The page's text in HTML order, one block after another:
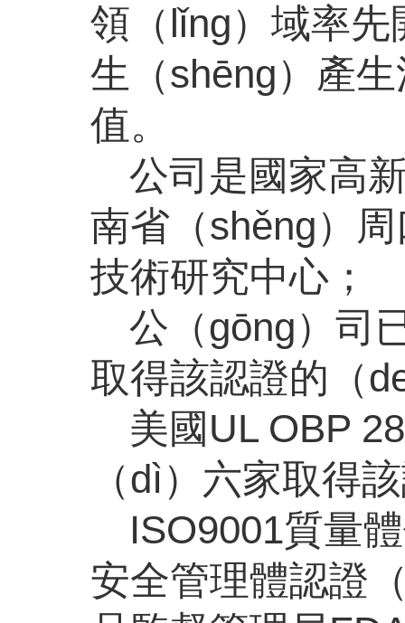
領（lǐng）域率先
生（shēng）產
值。
公司是國家高
南省（shěng）
技術研究中心；
公（gōng）司
取得該認證的（
美國 UL OBP
（dì）六家取得
ISO9001質量
安全管理體認證